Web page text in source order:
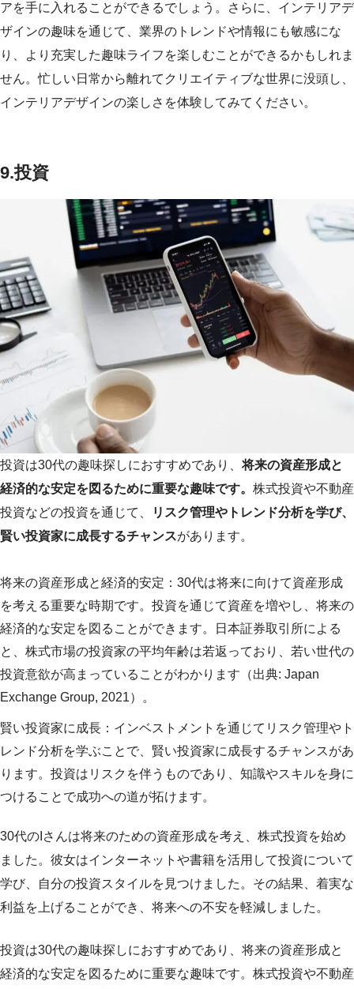
アを手に入れることができるでしょう。さらに、インテリアデ
ザインの趣味を通じて、業界のトレンドや情報にも敏感にな
り、より充実した趣味ライフを楽しむことができるかもしれま
せん。忙しい日常から離れてクリエイティブな世界に没頭し、
インテリアデザインの楽しさを体験してみてください。
9.投資
投資は30代の趣味探しにおすすめであり、将来の資産形成と
経済的な安定を図るために重要な趣味です。 株式投資や不動産
投資などの投資を通じて、
リスク管理やトレンド分析を学び、
賢い投資家に成長するチャンスがあります。
将来の資産形成と経済的安定：30代は将来に向けて資産形成
を考える重要な時期です。投資を通じて資産を増やし、将来の
経済的な安定を図ることができます。日本証券取引所による
と、株式市場の投資家の平均年齢は若返っており、若い世代の
投資意欲が高まっていることがわかります（出典: Japan
Exchange Group, 2021）。
賢い投資家に成長：インベストメントを通じてリスク管理やト
レンド分析を学ぶことで、賢い投資家に成長するチャンスがあ
ります。投資はリスクを伴うものであり、知識やスキルを身に
つけることで成功への道が拓けます。
30代のIさんは将来のための資産形成を考え、株式投資を始め
ました。彼女はインターネットや書籍を活用して投資について
学び、自分の投資スタイルを見つけました。その結果、着実な
利益を上げることができ、将来への不安を軽減しました。
投資は30代の趣味探しにおすすめであり、将来の資産形成と
経済的な安定を図るために重要な趣味です。株式投資や不動産